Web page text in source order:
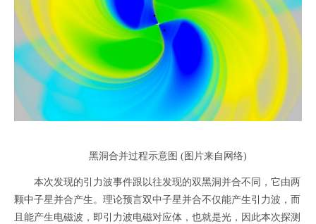
黑洞合并过程示意图 (图片来自网络)
本次发现的引力波事件跟以往发现的双黑洞并合不同，它由两
颗中子星并合产生。理论预言双中子星并合不仅能产生引力波，而
且能产生电磁波，即引力波电磁对应体，也就是光，因此本次探测